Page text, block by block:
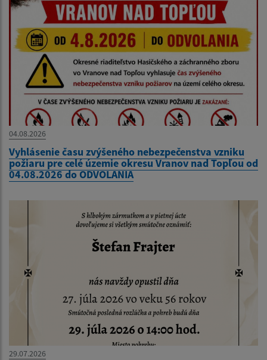
04.08.2026
Vyhlásenie času zvýšeného nebezpečenstva vzniku
požiaru pre celé územie okresu Vranov nad Topľou od
04.08.2026 do ODVOLANIA
29.07.2026